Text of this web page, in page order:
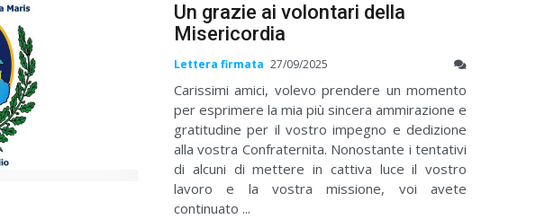
Un grazie ai volontari della
Misericordia
Lettera firmata 27/09/2025
Carissimi amici, volevo prendere un momento
per esprimere la mia più sincera ammirazione e
gratitudine per il vostro impegno e dedizione
alla vostra Confraternita. Nonostante i tentativi
di alcuni di mettere in cattiva luce il vostro
lavoro e la vostra missione, voi avete
continuato ...